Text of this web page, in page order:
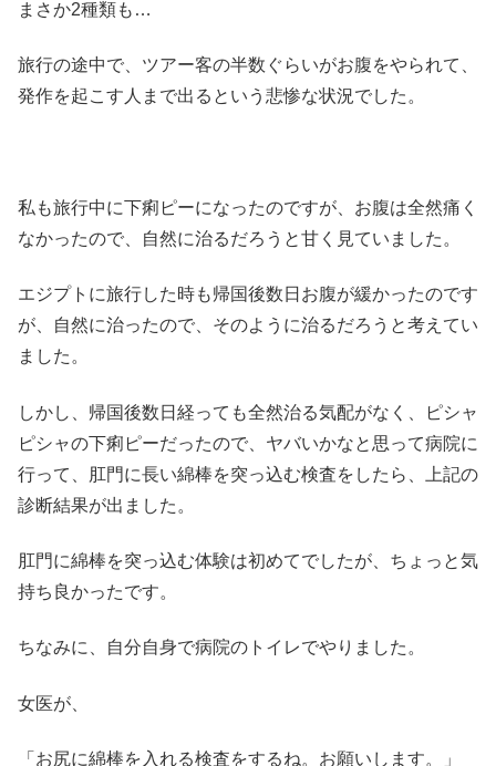
まさか2種類も…
旅行の途中で、ツアー客の半数ぐらいがお腹をやられて、
発作を起こす人まで出るという悲惨な状況でした。
私も旅行中に下痢ピーになったのですが、お腹は全然痛く
なかったので、自然に治るだろうと甘く見ていました。
エジプトに旅行した時も帰国後数日お腹が緩かったのです
が、自然に治ったので、そのように治るだろうと考えてい
ました。
しかし、帰国後数日経っても全然治る気配がなく、ピシャ
ピシャの下痢ピーだったので、ヤバいかなと思って病院に
行って、肛門に長い綿棒を突っ込む検査をしたら、上記の
診断結果が出ました。
肛門に綿棒を突っ込む体験は初めてでしたが、ちょっと気
持ち良かったです。
ちなみに、自分自身で病院のトイレでやりました。
女医が、
「お尻に綿棒を入れる検査をするね。お願いします。」